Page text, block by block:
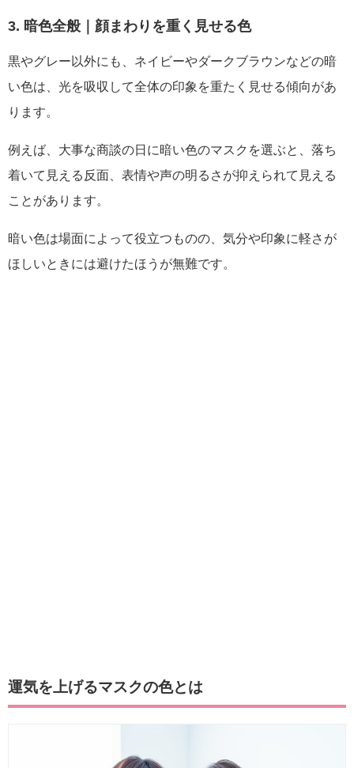
3. 暗色全般｜顔まわりを重く見せる色
黒やグレー以外にも、ネイビーやダークブラウンなどの暗
い色は、光を吸収して全体の印象を重たく見せる傾向があ
ります。
例えば、大事な商談の日に暗い色のマスクを選ぶと、落ち
着いて見える反面、表情や声の明るさが抑えられて見える
ことがあります。
暗い色は場面によって役立つものの、気分や印象に軽さが
ほしいときには避けたほうが無難です。
運気を上げるマスクの色とは